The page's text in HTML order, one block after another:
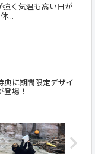
強く気温も高い日が
...
典に期間限定デザイ
登場！